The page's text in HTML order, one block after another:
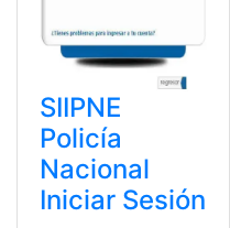
SIIPNE
Policía
Nacional
Iniciar Sesión